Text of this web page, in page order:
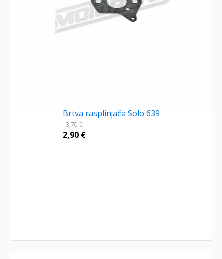
Brtva rasplinjača Solo 639
3,70€
2,90 €